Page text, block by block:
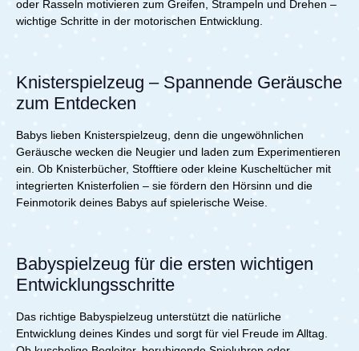
oder Rasseln motivieren zum Greifen, Strampeln und Drehen –
wichtige Schritte in der motorischen Entwicklung.
Knisterspielzeug – Spannende Geräusche
zum Entdecken
Babys lieben Knisterspielzeug, denn die ungewöhnlichen
Geräusche wecken die Neugier und laden zum Experimentieren
ein. Ob Knisterbücher, Stofftiere oder kleine Kuscheltücher mit
integrierten Knisterfolien – sie fördern den Hörsinn und die
Feinmotorik deines Babys auf spielerische Weise.
Babyspielzeug für die ersten wichtigen
Entwicklungsschritte
Das richtige Babyspielzeug unterstützt die natürliche
Entwicklung deines Kindes und sorgt für viel Freude im Alltag.